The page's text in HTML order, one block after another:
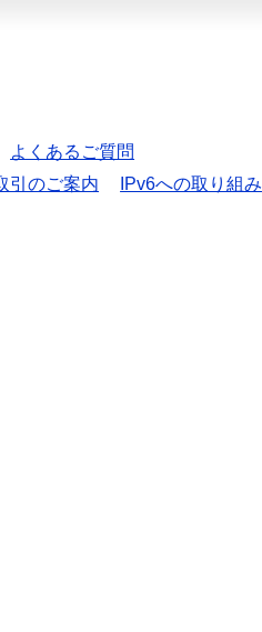
よくあるご質問
引のご案内
IPv6への取り組み